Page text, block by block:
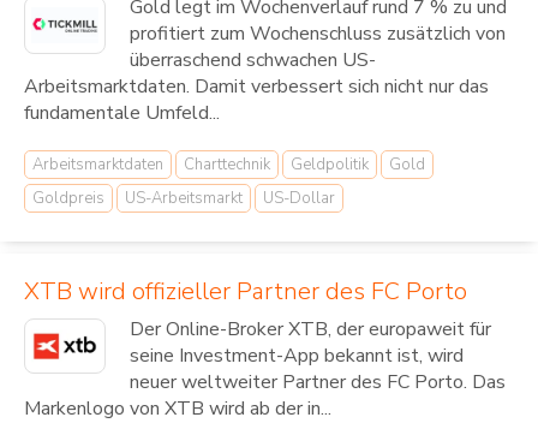
Gold legt im Wochenverlauf rund 7 % zu und
profitiert zum Wochenschluss zusätzlich von
überraschend schwachen US-
Arbeitsmarktdaten. Damit verbessert sich nicht nur das
fundamentale Umfeld...
Arbeitsmarktdaten Charttechnik Geldpolitik
Gold
Goldpreis
US-Arbeitsmarkt US-Dollar
XTB wird offizieller Partner des FC Porto
Der Online-Broker XTB, der europaweit für
seine Investment-App bekannt ist, wird
neuer weltweiter Partner des FC Porto. Das
Markenlogo von XTB wird ab der in...